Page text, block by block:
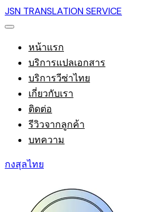
JSN TRANSLATION SERVICE
หน้าแรก
บริการแปลเอกสาร
บริการวีซ่าไทย
เกี่ยวกับเรา
ติดต่อ
รีวิวจากลูกค้า
บทความ
กงสุลไทย